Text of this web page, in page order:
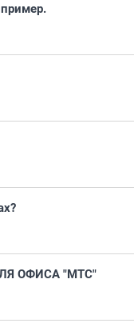
ОФИСА "МТС"